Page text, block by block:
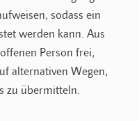
sodass ein
werden kann. Aus
Person frei,
alternativen Wegen,
zu übermitteln.